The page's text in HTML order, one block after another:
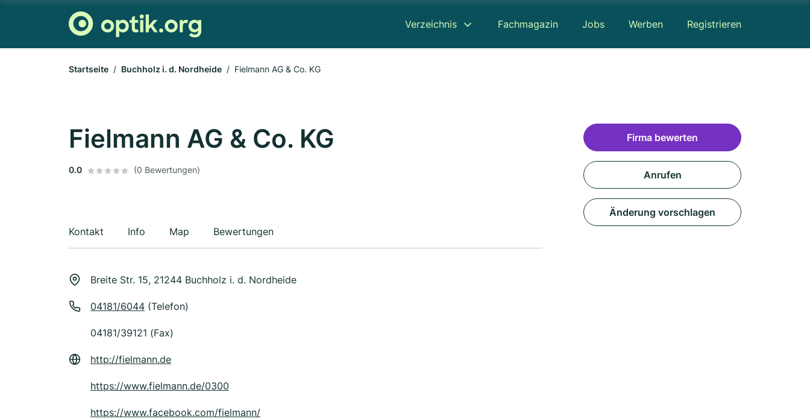
Verzeichnis Fachmagazin Jobs Werben Registrieren
Startseite Buchholz i. d. Nordheide Fielmann AG & Co. KG
Fielmann AG & Co. KG
0.0 (0 Bewertungen)
Kontakt Info Map Bewertungen
Breite Str. 15, 21244 Buchholz i. d. Nordheide
04181/6044 (Telefon)
04181/39121 (Fax)
http://fielmann.de
https://www.fielmann.de/0300
https://www.facebook.com/fielmann/
Firma bewerten
Anrufen
Änderung vorschlagen